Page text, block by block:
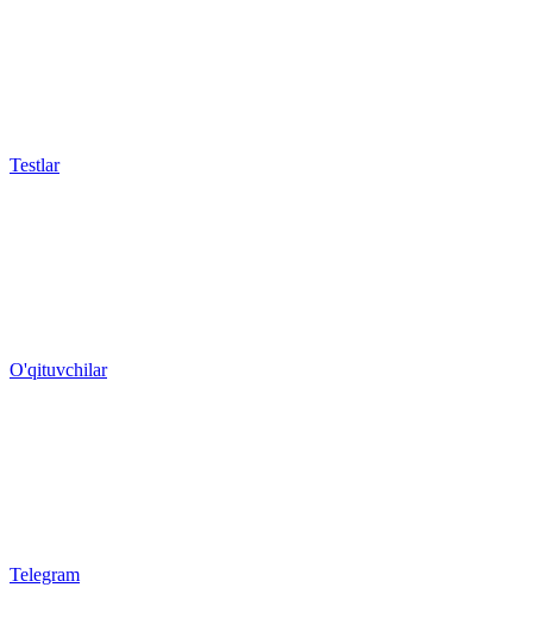
Testlar
O'qituvchilar
Telegram